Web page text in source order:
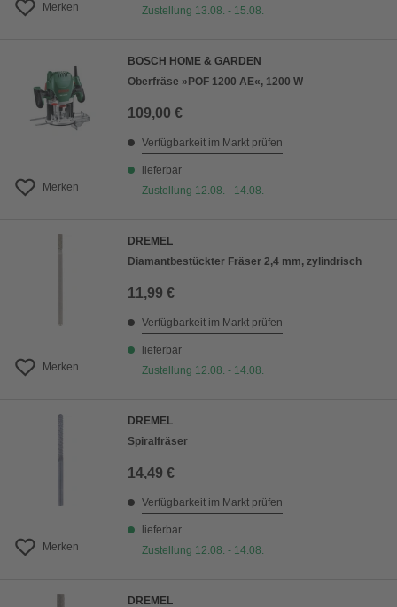
Merken
Zustellung 13.08. - 15.08.
Merken
BOSCH HOME & GARDEN
Oberfräse »POF 1200 AE«, 1200 W
109,00 €
Verfügbarkeit im Markt prüfen
lieferbar
Zustellung 12.08. - 14.08.
Merken
DREMEL
Diamantbestückter Fräser 2,4 mm, zylindrisch
11,99 €
Verfügbarkeit im Markt prüfen
lieferbar
Zustellung 12.08. - 14.08.
Merken
DREMEL
Spiralfräser
14,49 €
Verfügbarkeit im Markt prüfen
lieferbar
Zustellung 12.08. - 14.08.
DREMEL